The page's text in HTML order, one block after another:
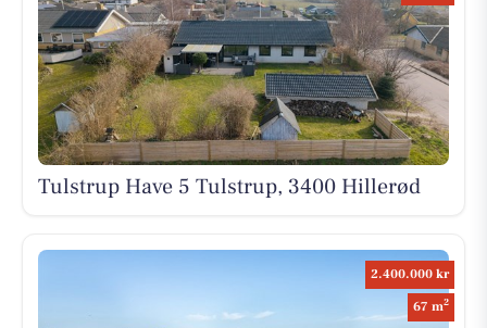
Tulstrup Have 5 Tulstrup, 3400 Hillerød
2.400.000 kr
67 m2